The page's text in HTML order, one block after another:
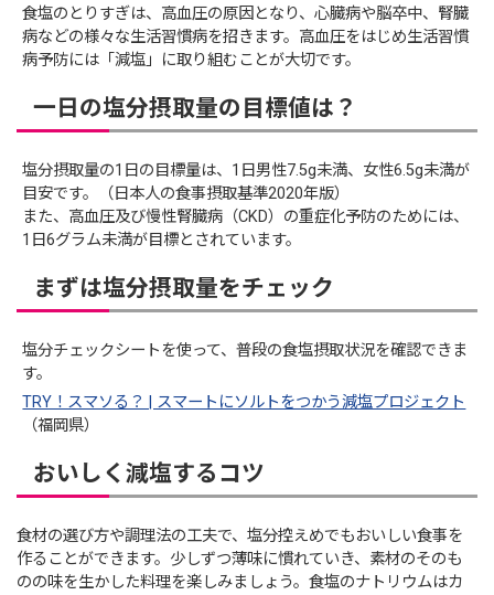
食塩のとりすぎは、高血圧の原因となり、心臓病や脳卒中、腎臓
病などの様々な生活習慣病を招きます。高血圧をはじめ生活習慣
病予防には「減塩」に取り組むことが大切です。
一日の塩分摂取量の目標値は？
塩分摂取量の1日の目標量は、1日男性7.5g未満、女性6.5g未満が
目安です。（日本人の食事摂取基準2020年版）
また、高血圧及び慢性腎臓病（CKD）の重症化予防のためには、
1日6グラム未満が目標とされています。
まずは塩分摂取量をチェック
塩分チェックシートを使って、普段の食塩摂取状況を確認できま
す。
TRY！スマソる？ | スマートにソルトをつかう減塩プロジェクト
（福岡県）
おいしく減塩するコツ
食材の選び方や調理法の工夫で、塩分控えめでもおいしい食事を
作ることができます。少しずつ薄味に慣れていき、素材のそのも
のの味を生かした料理を楽しみましょう。食塩のナトリウムはカ